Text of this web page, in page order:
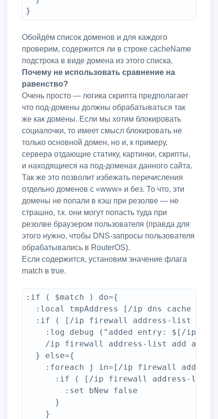
Обойдём список доменов и для каждого
проверим, содержится ли в строке cacheName
подстрока в виде домена из этого списка.
Почему не использовать сравнение на
равенство?
Очень просто — логика скрипта предполагает
что под-домены должны обрабатываться так
же как домены. Если мы хотим блокировать
социалочки, то имеет смысл блокировать не
только основной домен, но и, к примеру,
сервера отдающие статику, картинки, скрипты,
и находящиеся на под-доменах данного сайта.
Так же это позволит избежать перечисления
отдельно доменов с «www» и без. То что, эти
домены не попали в кэш при резолве — не
страшно, т.к. они могут попасть туда при
резолве браузером пользователя (правда для
этого нужно, чтобы DNS-запросы пользователя
обрабатывались в RouterOS).
Если содержится, установим значение флага
match в true.
:if ( $match ) do={
:local tmpAddress [/ip dns cache get
:if ( [/ip firewall address-list
:log debug ("added entry: $[/ip
/ip firewall address-list add
  } else={
:foreach j in=[/ip firewall
:if ( [/ip firewall address-list
        :set bNew false
      }
    }